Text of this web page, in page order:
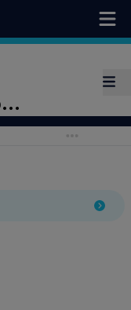
en is
ter
(€